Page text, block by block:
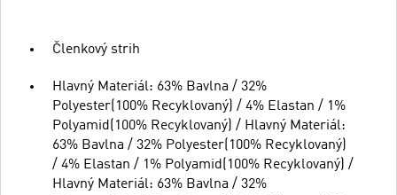
Členkový strih
Hlavný Materiál: 63% Bavlna / 32%
Polyester(100% Recyklovaný) / 4% Elastan / 1%
Polyamid(100% Recyklovaný) / Hlavný Materiál:
63% Bavlna / 32% Polyester(100% Recyklovaný)
/ 4% Elastan / 1% Polyamid(100% Recyklovaný) /
Hlavný Materiál: 63% Bavlna / 32%